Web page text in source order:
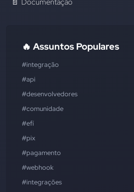
📄 Documentação
🔥 Assuntos Populares
#integração
#api
#desenvolvedores
#comunidade
#efí
#pix
#pagamento
#webhook
#integrações